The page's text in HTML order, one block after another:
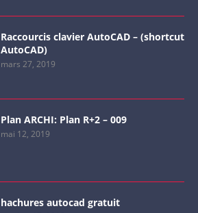
Raccourcis clavier AutoCAD – (shortcut
AutoCAD)
mars 27, 2019
Plan ARCHI: Plan R+2 – 009
mai 12, 2019
hachures autocad gratuit